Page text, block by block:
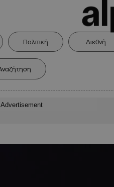
Πολιτική Διεθνή
Advertisement